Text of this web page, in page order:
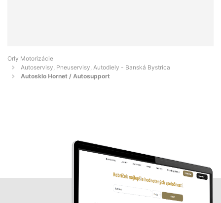
Orly Motorizácie
Autoservisy, Pneuservisy, Autodiely - Banská Bystrica
Autosklo Hornet / Autosupport